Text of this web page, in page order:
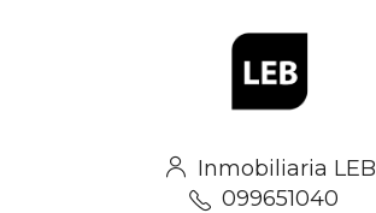
Inmobiliaria LEB
099651040